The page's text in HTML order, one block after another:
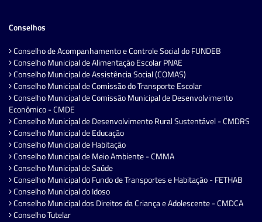
Conselhos
Conselho de Acompanhamento e Controle Social do FUNDEB
Conselho Municipal de Alimentação Escolar PNAE
Conselho Municipal de Assistência Social (COMAS)
Conselho Municipal de Comissão do Transporte Escolar
Conselho Municipal de Comissão Municipal de Desenvolvimento
Econômico - CMDE
Conselho Municipal de Desenvolvimento Rural Sustentável - CMDRS
Conselho Municipal de Educação
Conselho Municipal de Habitação
Conselho Municipal de Meio Ambiente - CMMA
Conselho Municipal de Saúde
Conselho Municipal do Fundo de Transportes e Habitação - FETHAB
Conselho Municipal do Idoso
Conselho Municipal dos Direitos da Criança e Adolescente - CMDCA
Conselho Tutelar